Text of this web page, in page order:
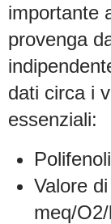
importante
provenga
dati circa i
essenziali:
Valore
meq/